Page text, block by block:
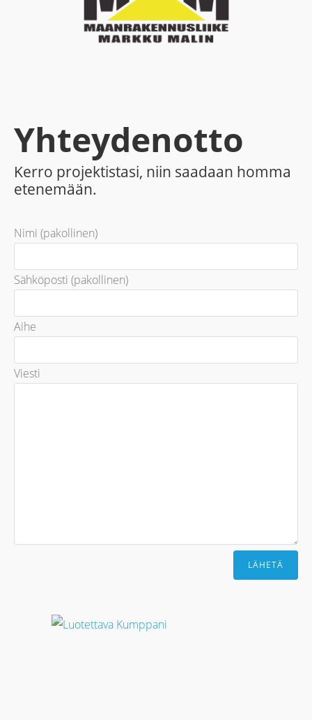
Yhteydenotto
Kerro projektistasi, niin saadaan homma
etenemään.
Nimi (pakollinen)
Sähköposti (pakollinen)
Aihe
Viesti